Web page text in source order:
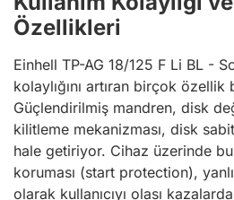
Özellikleri
Einhell TP-AG 18/125 F Li BL -
kolaylığını artıran birçok özellik
Güçlendirilmiş mandren, disk
kilitleme mekanizması, disk
hale getiriyor. Cihaz üzerinde
koruması (start protection),
olarak kullanıcıyı olası